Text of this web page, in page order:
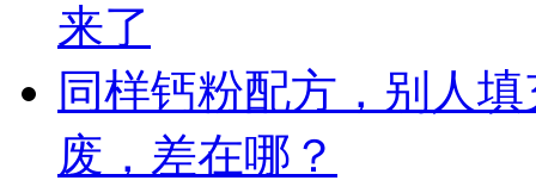
来了
同样钙粉配方，别人
废，差在哪？